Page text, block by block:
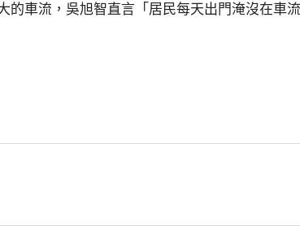
車流，吳旭智直言「居民每天出門淹沒在車流